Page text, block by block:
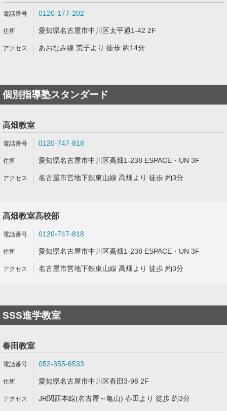
0120-177-202
愛知県名古屋市中川区太平通1-42 2F
あおなみ線 荒子より 徒歩 約14分
個別指導塾スタンダード
高畑教室
0120-747-818
愛知県名古屋市中川区高畑1-238 ESPACE・UN 3F
名古屋市営地下鉄東山線 高畑より 徒歩 約3分
高畑教室高校部
0120-747-818
愛知県名古屋市中川区高畑1-238 ESPACE・UN 3F
名古屋市営地下鉄東山線 高畑より 徒歩 約3分
SSS進学教室
春田教室
052-355-6533
愛知県名古屋市中川区春田3-98 2F
JR関西本線(名古屋～亀山) 春田より 徒歩 約3分